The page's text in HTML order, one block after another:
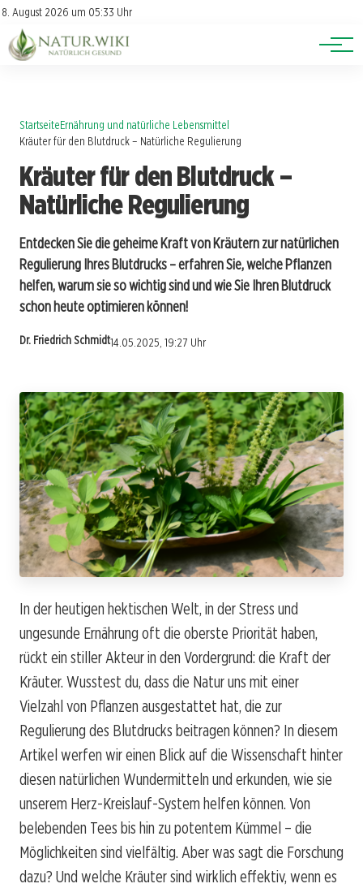
8. August 2026 um 05:33 Uhr
Account
Newsletter
Lexikon
Themen
StartseiteErnährung und natürliche Lebensmittel
Kräuter für den Blutdruck – Natürliche Regulierung
Kräuter für den Blutdruck –
Natürliche Regulierung
Entdecken Sie die geheime Kraft von Kräutern zur natürlichen
Regulierung Ihres Blutdrucks – erfahren Sie, welche Pflanzen
helfen, warum sie so wichtig sind und wie Sie Ihren Blutdruck
schon heute optimieren können!
Dr. Friedrich Schmidt14.05.2025, 19:27 Uhr
In der heutigen hektischen Welt, in der Stress und
ungesunde Ernährung oft die oberste Priorität haben,
rückt ein stiller Akteur in den Vordergrund: die Kraft der
Kräuter. Wusstest du, dass die Natur uns mit einer
Vielzahl von Pflanzen ausgestattet hat, die zur
Regulierung des Blutdrucks beitragen können? In diesem
Artikel werfen wir einen Blick auf die Wissenschaft hinter
diesen natürlichen Wundermitteln und erkunden, wie sie
unserem Herz-Kreislauf-System helfen können. Von
belebenden Tees bis hin zu potentem Kümmel – die
Möglichkeiten sind vielfältig. Aber was sagt die Forschung
dazu? Und welche Kräuter sind wirklich effektiv, wenn es